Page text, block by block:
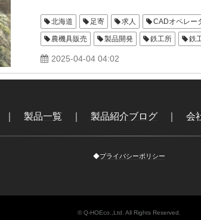
北海道 足寄 求人 CADオペレー
農機具販売 製品開発 鉄工所 鉄
インプルメント
2025-04-04 04:02
製品一覧 製品紹介ブログ 会
◆プライバシーポリシー
© Q-HOEco.,Ltd. All Rights Reserved.